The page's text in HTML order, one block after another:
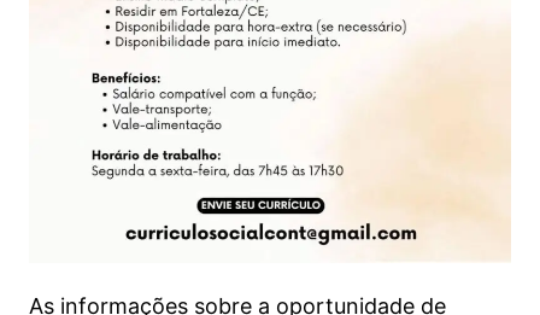
As informações sobre a oportunidade de